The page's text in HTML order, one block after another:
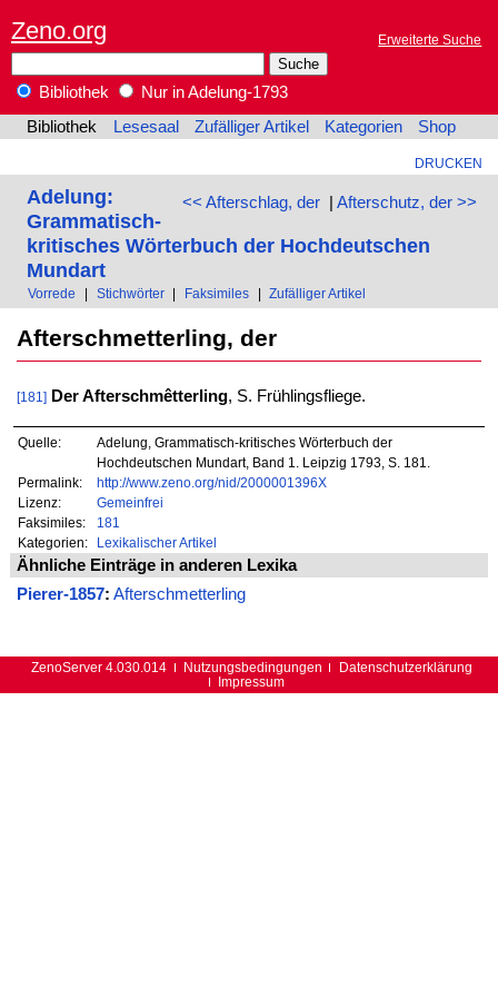
Zeno.org Erweiterte Suche
Bibliothek
Nur in Adelung-1793
Bibliothek
Lesesaal Zufälliger Artikel Kategorien Shop
DRUCKEN
<< Afterschlag, der| Afterschutz, der >>
Adelung:
Grammatisch-
kritisches Wörterbuch der Hochdeutschen
Mundart
Vorrede Stichwörter Faksimiles Zufälliger Artikel
Afterschmetterling, der
[181] Der Afterschmêtterling, S. Frühlingsfliege.
Quelle:
Adelung, Grammatisch-kritisches Wörterbuch der
Hochdeutschen Mundart, Band 1. Leipzig 1793, S. 181.
Permalink:
http://www.zeno.org/nid/2000001396X
Lizenz:
Gemeinfrei
Faksimiles:
181
Kategorien:
Lexikalischer Artikel
Ähnliche Einträge in anderen Lexika
Pierer-1857: Afterschmetterling
ZenoServer 4.030.014 Nutzungsbedingungen
Datenschutzerklärung
Impressum